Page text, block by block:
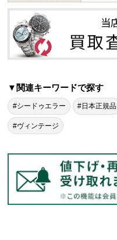
▼関連キーワードで探す
#シードゥエラー #日本正規品
#ヴィンテージ